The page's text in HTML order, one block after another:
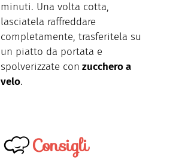
minuti. Una volta cotta,
lasciatela raffreddare
completamente, trasferitela su
un piatto da portata e
spolverizzate con zucchero a
velo.
Consigli